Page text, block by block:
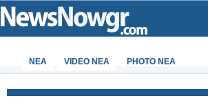
ΝΕΑ VIDEO NEA PHOTO NEA